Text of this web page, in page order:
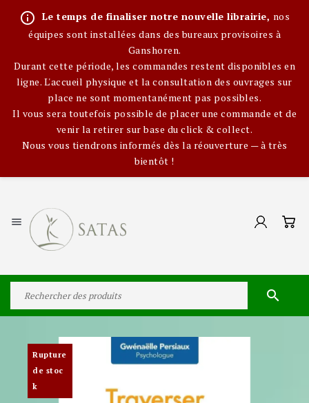
info_outline Le temps de finaliser notre nouvelle librairie, nos
équipes sont installées dans des bureaux provisoires à
Ganshoren.
Durant cette période, les commandes restent disponibles en
ligne. L'accueil physique et la consultation des ouvrages sur
place ne sont momentanément pas possibles.
Il vous sera toutefois possible de placer une commande et de
venir la retirer sur base du click & collect.
Nous vous tiendrons informés dès la réouverture — à très
bientôt !


Rupture
de stoc
k